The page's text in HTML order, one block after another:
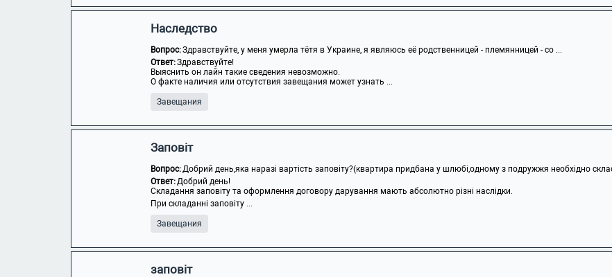
Наследство
Вопрос:Здравствуйте, у меня умерла тётя в Украине, я являюсь её родственницей - племянницей - со ...
Ответ:Здравствуйте!
Выяснить он лайн такие сведения невозможно.
О факте наличия или отсутствия завещания может узнать ...
Завещания
Заповіт
Вопрос:Добрий день,яка наразі вартість заповіту?(квартира придбана у шлюбі,одному з подружжя необхідно
Ответ:Добрий день!
Складання заповіту та оформлення договору дарування мають абсолютно різні наслідки.
При складанні заповіту ...
Завещания
заповіт